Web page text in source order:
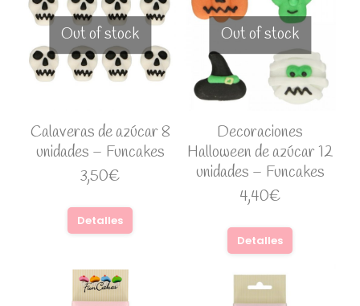
Out of stock
Calaveras de azúcar 8
unidades – Funcakes
3,50€
Detalles
Out of stock
Decoraciones
Halloween de azúcar 12
unidades – Funcakes
4,40€
Detalles